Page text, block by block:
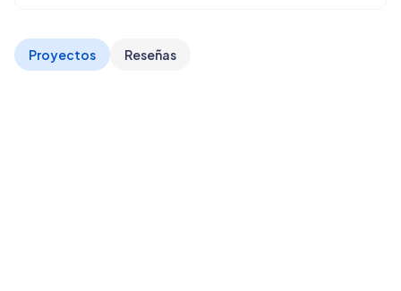
Proyectos Reseñas